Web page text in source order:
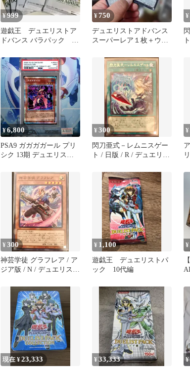
¥999
遊戯王 デュエリストア
ドバンス バラパック 10
¥750
デュエリストアドバンス
スーパーレア１枚＋ウル
¥
¥6,800
PSA9 ガガガガール プリ
シク 13期 デュエリス
ストパック DUAD-JPS01
2025 A-10371
¥300
閃刀亜式－レムニスゲー
ト / 日版 / R / デュエリス
[DUELIST ADVANCE] /
DUAD-JP069 /
ID:34433770
¥
¥300
神芸学徒 グラフレア / ア
ジア版 / N / デュエリス
[DUELIST ADVANCE] /
DUAD-JP010 /
ID:60946049
¥ 1,100
遊戯王 デュエリストパ
ック 10代編
¥
現在 ¥23,333 ¥33,333 ¥